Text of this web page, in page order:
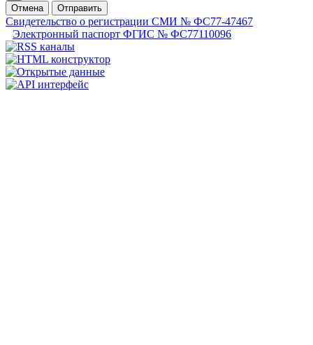
Отмена
Отправить
Свидетельство о регистрации СМИ № ФС77-47467
Электронный паспорт ФГИС № ФС77110096